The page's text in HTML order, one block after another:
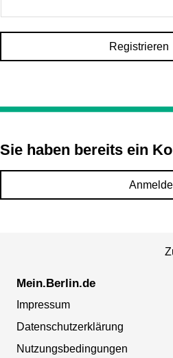
Registrieren
Sie haben bereits ein
Mein.Berlin.de
Impressum
Datenschutzerklärung
Nutzungsbedingungen